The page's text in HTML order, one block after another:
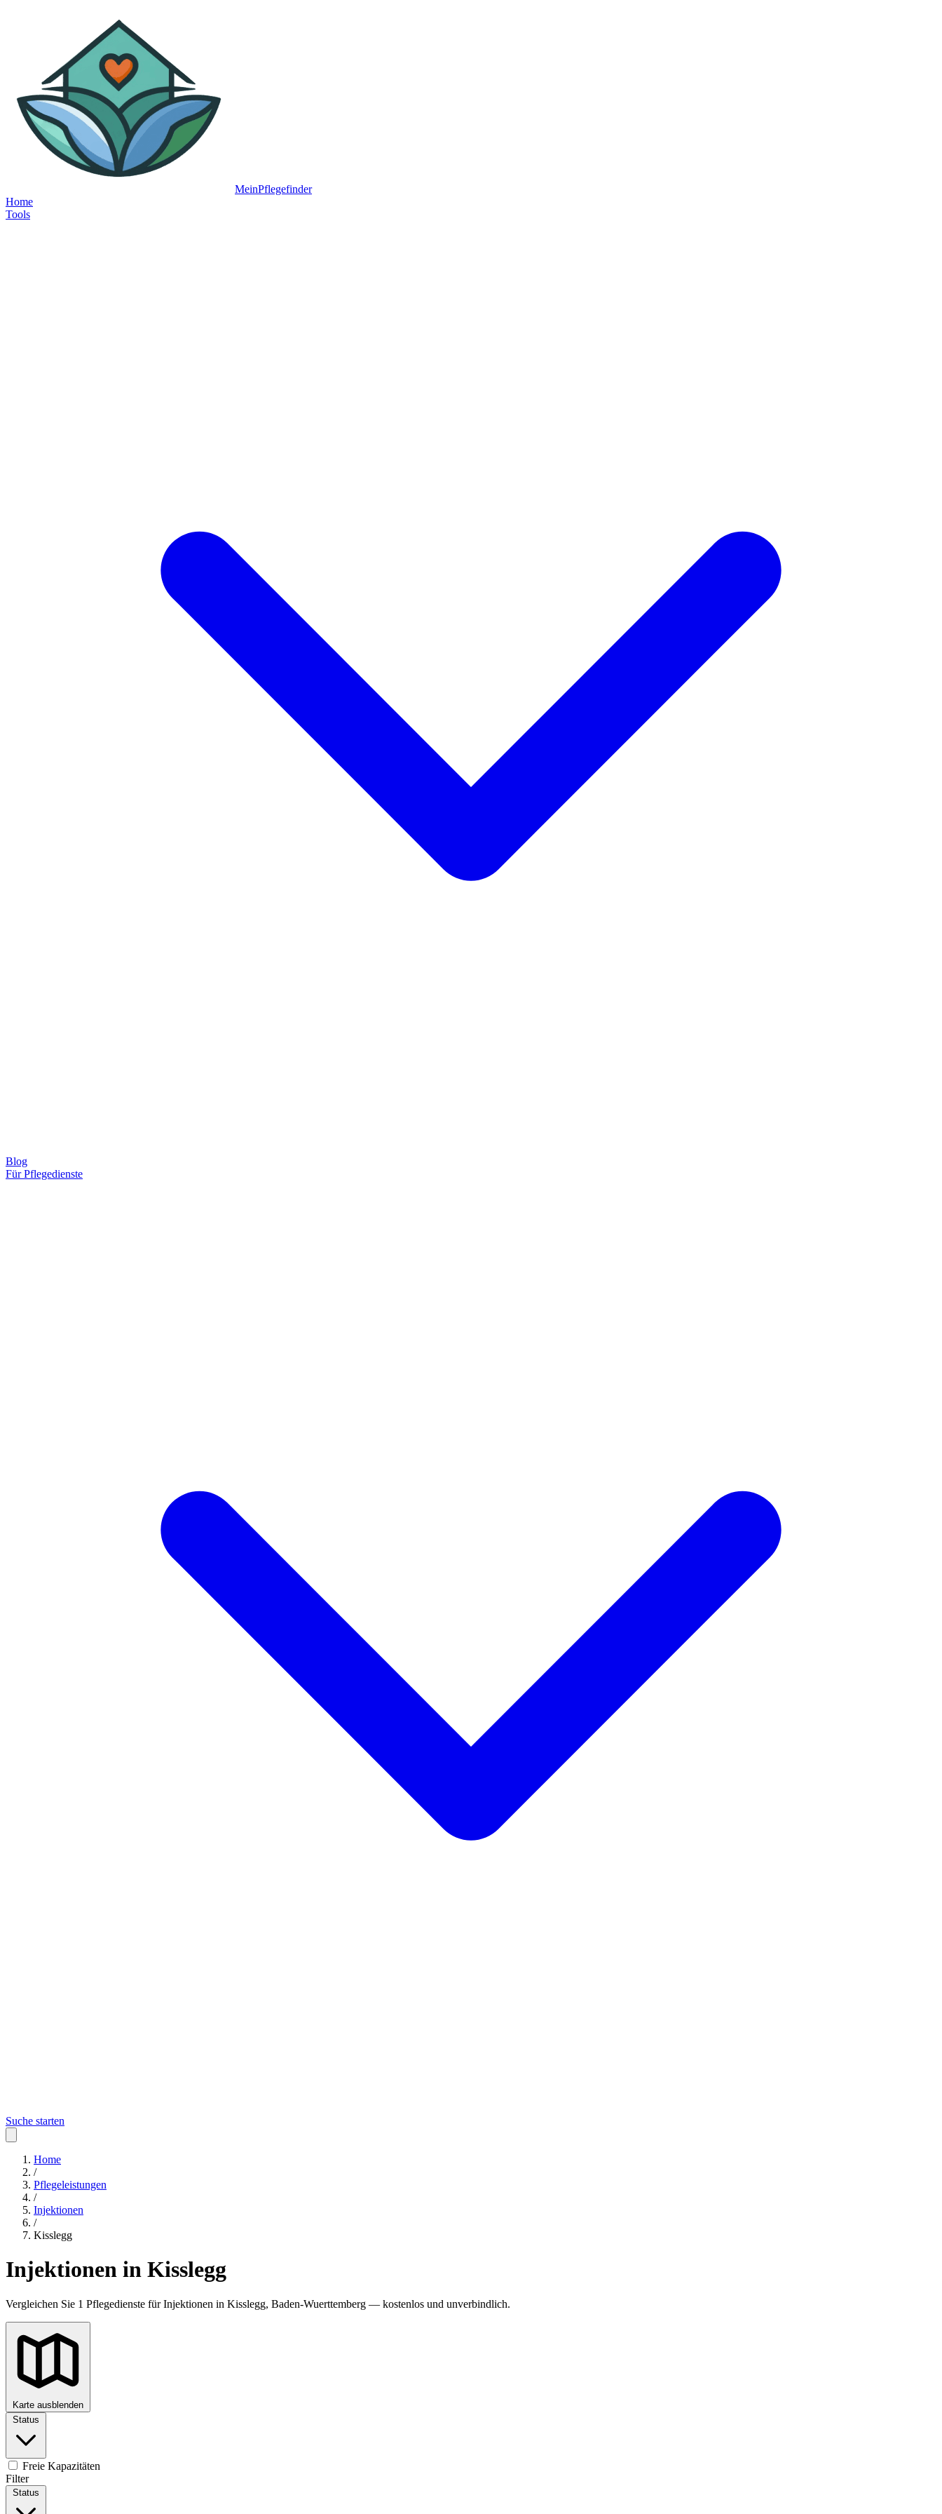
MeinPflegefinder
Home
Tools
Blog
Für Pflegedienste
Suche starten
Home
/
Pflegeleistungen
/
Injektionen
/
Kisslegg
Injektionen in Kisslegg
Vergleichen Sie 1 Pflegedienste für Injektionen in Kisslegg, Baden-Wuerttemberg — kostenlos und unverbindlich.
Karte ausblenden
Status
Freie Kapazitäten
Filter
Status